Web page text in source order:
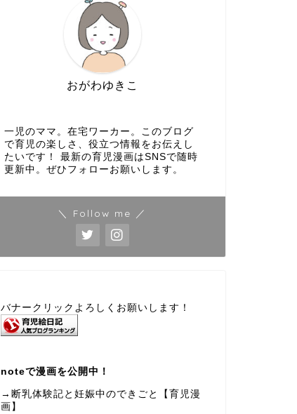
おがわゆきこ
一児のママ。在宅ワーカー。このブログ
で育児の楽しさ、役立つ情報をお伝えし
たいです！ 最新の育児漫画はSNSで随時
更新中。ぜひフォローお願いします。
＼ Follow me ／
バナークリックよろしくお願いします！
noteで漫画を公開中！
→断乳体験記と妊娠中のできごと【育児漫
画】